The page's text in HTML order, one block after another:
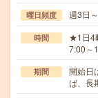
曜日頻度 週3日
時間
★1日4
7:00～
期間
開始
ば、長